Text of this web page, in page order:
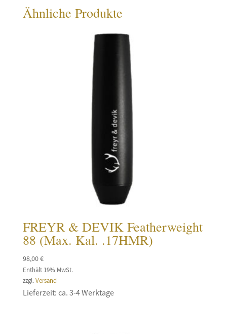
Ähnliche Produkte
FREYR & DEVIK Featherweight
88 (Max. Kal. .17HMR)
98,00€
Enthält 19% MwSt.
zzgl.Versand
Lieferzeit: ca. 3-4 Werktage